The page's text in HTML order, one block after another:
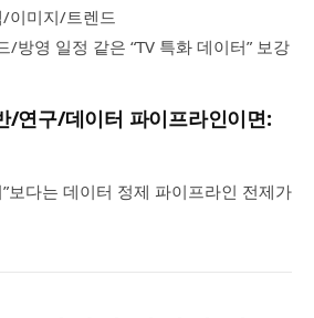
이미지/트렌드
/방영 일정 같은 “TV 특화 데이터” 보강
/연구/데이터 파이프라인이면:
보다는 데이터 정제 파이프라인 전제가